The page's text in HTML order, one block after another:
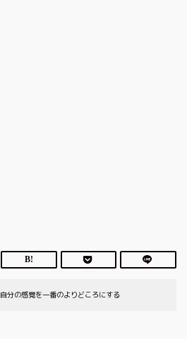
自分の感覚を一番のよりどころにする